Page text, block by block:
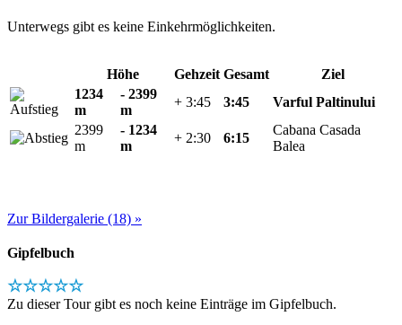
Unterwegs gibt es keine Einkehrmöglichkeiten.
Höhe Gehzeit Gesamt
Ziel
1234
m
- 2399
m
+ 3:45 3:45
Varful Paltinului
2399
m
- 1234
m
+ 2:30 6:15
Cabana Casada
Balea
Zur Bildergalerie (18) »
Gipfelbuch
☆☆☆☆☆
Zu dieser Tour gibt es noch keine Einträge im Gipfelbuch.